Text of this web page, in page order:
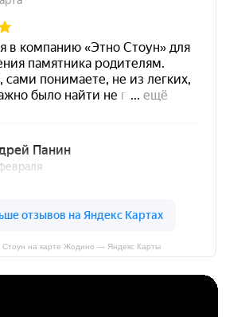
Стоун на карте Жодино — Яндекс Карты